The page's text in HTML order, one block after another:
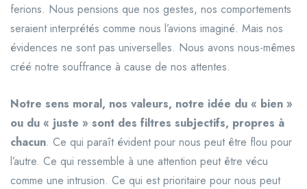
ferions. Nous pensions que nos gestes, nos comportements
seraient interprétés comme nous l’avions imaginé. Mais nos
évidences ne sont pas universelles. Nous avons nous-mêmes
créé notre souffrance à cause de nos attentes.
Notre sens moral, nos valeurs, notre idée du « bien »
ou du « juste » sont des filtres subjectifs, propres à
chacun. Ce qui paraît évident pour nous peut être flou pour
l’autre. Ce qui ressemble à une attention peut être vécu
comme une intrusion. Ce qui est prioritaire pour nous peut